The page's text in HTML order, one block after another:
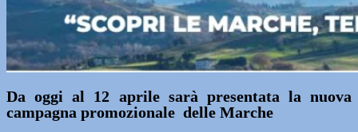
Da oggi al 12 aprile sarà presentata la nuova
campagna promozionale delle Marche